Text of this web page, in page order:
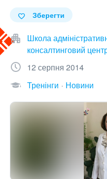
Зберегти
Школа
консалтинговий
12 серпня 2014
Тренінги
Новини